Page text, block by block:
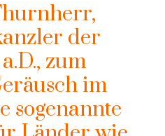
der
zum
im
sogenannte